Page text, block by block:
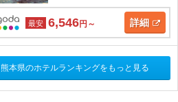
最安 6,546円～ 詳細
熊本県のホテルランキングをもっと見る